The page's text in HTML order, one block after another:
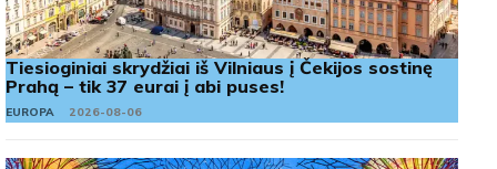
Tiesioginiai skrydžiai iš Vilniaus į Čekijos sostinę
Prahą – tik 37 eurai į abi puses!
EUROPA 2026-08-06